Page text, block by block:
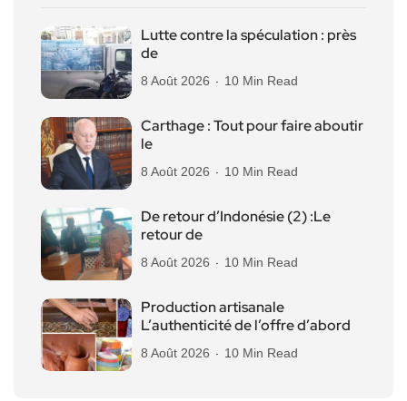
Lutte contre la spéculation : près
de
8 Août 2026 10 Min Read
Carthage : Tout pour faire aboutir
le
8 Août 2026 10 Min Read
De retour d’Indonésie (2) :Le
retour de
8 Août 2026 10 Min Read
Production artisanale
L’authenticité de l’offre d’abord
8 Août 2026 10 Min Read